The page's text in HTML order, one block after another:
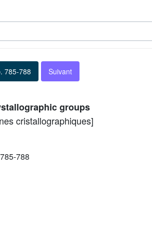
785-788 Suivant
groups
cristallographiques]
788